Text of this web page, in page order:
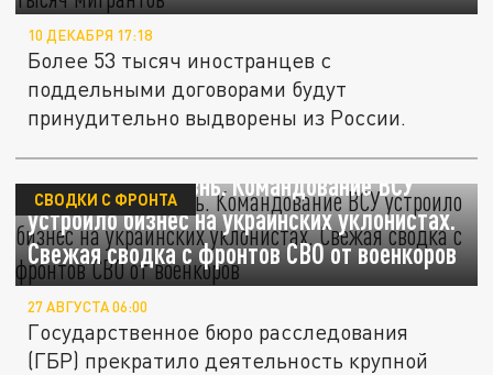
10 ДЕКАБРЯ 17:18
Более 53 тысяч иностранцев с
поддельными договорами будут
принудительно выдворены из России.
Кошелёк или жизнь. Командование ВСУ
устроило бизнес на украинских уклонистах.
Свежая сводка с фронтов СВО от военкоров
СВОДКИ С ФРОНТА
27 АВГУСТА 06:00
Государственное бюро расследования
(ГБР) прекратило деятельность крупной